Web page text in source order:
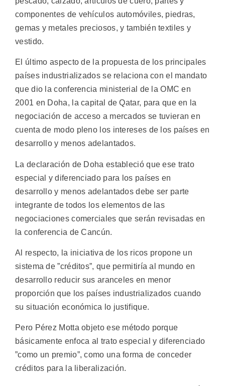
componentes de vehículos automóviles, piedras,
gemas y metales preciosos, y también textiles y
vestido.
El último aspecto de la propuesta de los principales
países industrializados se relaciona con el mandato
que dio la conferencia ministerial de la OMC en
2001 en Doha, la capital de Qatar, para que en la
negociación de acceso a mercados se tuvieran en
cuenta de modo pleno los intereses de los países en
desarrollo y menos adelantados.
La declaración de Doha estableció que ese trato
especial y diferenciado para los países en
desarrollo y menos adelantados debe ser parte
integrante de todos los elementos de las
negociaciones comerciales que serán revisadas en
la conferencia de Cancún.
Al respecto, la iniciativa de los ricos propone un
sistema de ”créditos”, que permitiría al mundo en
desarrollo reducir sus aranceles en menor
proporción que los países industrializados cuando
su situación económica lo justifique.
Pero Pérez Motta objeto ese método porque
básicamente enfoca al trato especial y diferenciado
”como un premio”, como una forma de conceder
créditos para la liberalización.